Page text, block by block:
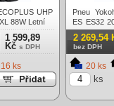
UHP
88W Letní
1 599,89
Kč s DPH
16 ks
Pneu
ES ES32
84V Letní
2 269,54
bez DPH
20 ks
ks